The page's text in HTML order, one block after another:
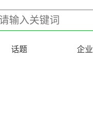
话题 企业